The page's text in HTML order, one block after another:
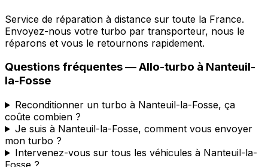
Service de réparation à distance sur toute la France.
Envoyez-nous votre turbo par transporteur, nous le
réparons et vous le retournons rapidement.
Questions fréquentes —Allo-turbo à Nanteuil-
la-Fosse
Reconditionner un turbo à Nanteuil-la-Fosse, ça
coûte combien ?
Je suis à Nanteuil-la-Fosse, comment vous envoyer
mon turbo ?
Intervenez-vous sur tous les véhicules à Nanteuil-la-
Fosse ?